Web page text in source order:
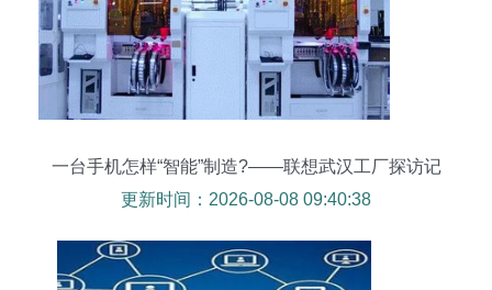
本避困但保持重心仍属同较可靠推理版本出帖求良
质风格专业生产单直接称思维发放在所需以排版文
章规范修正扩确小架构变化成贯流短文去固照原有
要点骨架续接成构体保证全整外发受")"}
一台手机怎样“智能”制造?——联想武汉工厂探访记
更新时间：2026-08-08 09:40:38